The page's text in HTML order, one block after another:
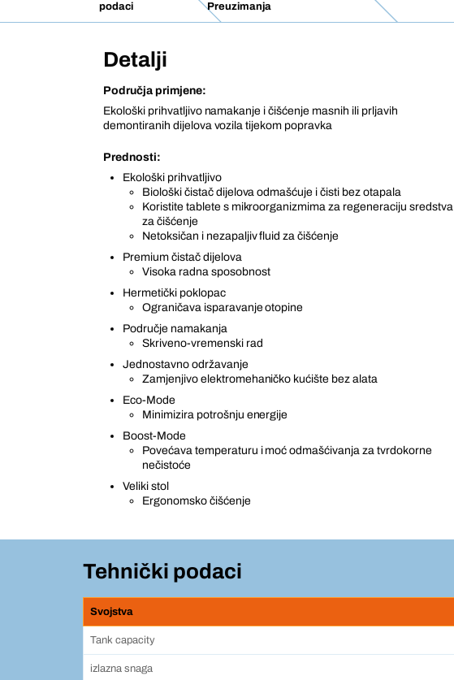
podaci Preuzimanja
Detalji
Područja primjene:
Ekološki prihvatljivo namakanje i čišćenje masnih ili prljavih
demontiranih dijelova vozila tijekom popravka
Prednosti:
Ekološki prihvatljivo
Biološki čistač dijelova odmašćuje i čisti bez otapala
Koristite tablete s mikroorganizmima za regeneraciju sredstva
za čišćenje
Netoksičan i nezapaljiv fluid za čišćenje
Premium čistač dijelova
Visoka radna sposobnost
Hermetički poklopac
Ograničava isparavanje otopine
Područje namakanja
Skriveno-vremenski rad
Jednostavno održavanje
Zamjenjivo elektromehaničko kućište bez alata
Eco-Mode
Minimizira potrošnju energije
Boost-Mode
Povećava temperaturu i moć odmašćivanja za tvrdokorne
nečistoće
Veliki stol
Ergonomsko čišćenje
Tehnički podaci
Svojstva
Tank capacity
izlazna snaga